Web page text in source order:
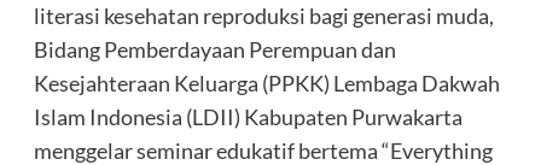
literasi kesehatan reproduksi bagi generasi muda,
Bidang Pemberdayaan Perempuan dan
Kesejahteraan Keluarga (PPKK) Lembaga Dakwah
Islam Indonesia (LDII) Kabupaten Purwakarta
menggelar seminar edukatif bertema “Everything